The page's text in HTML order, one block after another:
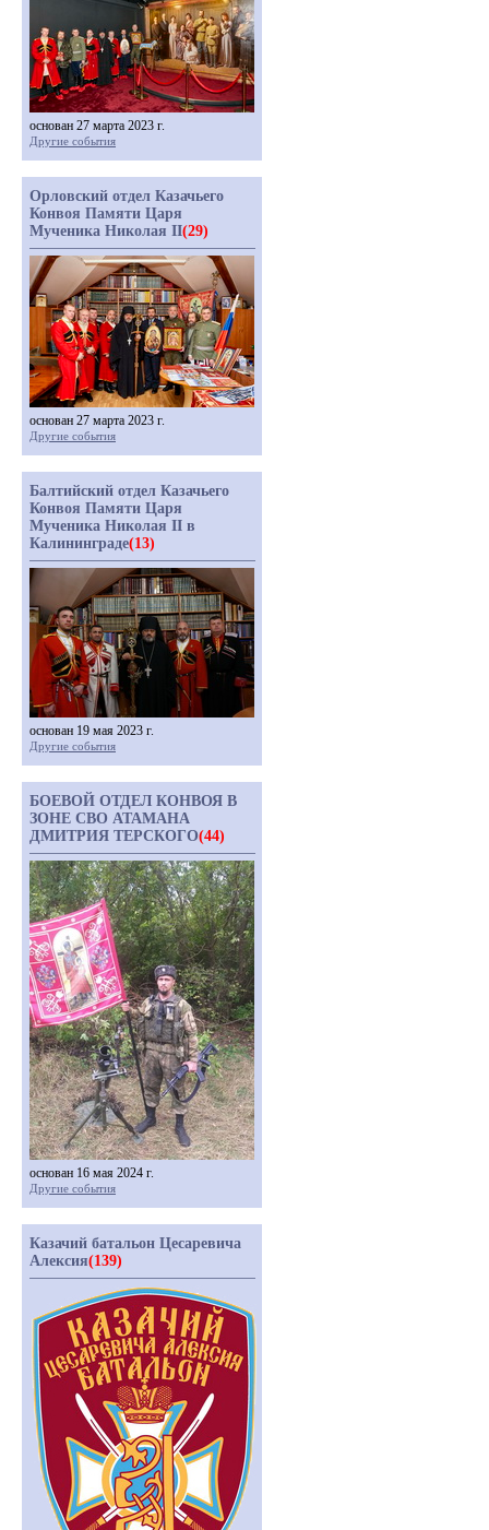
основан 27 марта 2023 г.
Другие события
Орловский отдел Казачьего
Конвоя Памяти Царя
Мученика Николая II(29)
основан 27 марта 2023 г.
Другие события
Балтийский отдел Казачьего
Конвоя Памяти Царя
Мученика Николая II в
Калининграде(13)
основан 19 мая 2023 г.
Другие события
БОЕВОЙ ОТДЕЛ КОНВОЯ В
ЗОНЕ СВО АТАМАНА
ДМИТРИЯ ТЕРСКОГО(44)
основан 16 мая 2024 г.
Другие события
Казачий батальон Цесаревича
Алексия(139)